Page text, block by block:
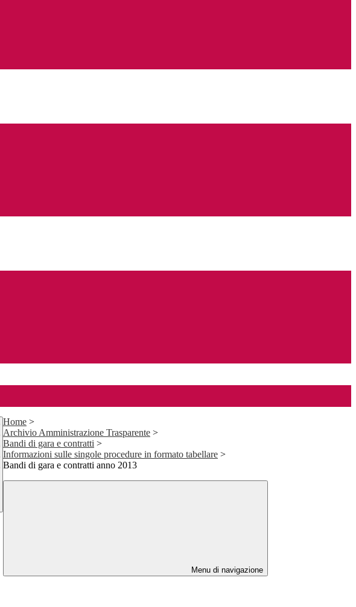
Home >
Archivio Amministrazione Trasparente >
Bandi di gara e contratti >
Informazioni sulle singole procedure in formato tabellare >
Bandi di gara e contratti anno 2013
Menu di navigazione